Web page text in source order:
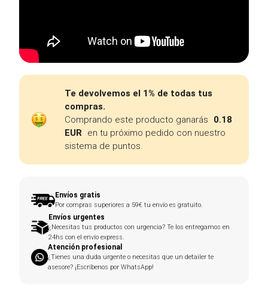
Te devolvemos el 1% de todas tus
compras.
Comprando este producto ganarás
0.18
EUR
en tu próximo pedido con nuestro
sistema de puntos.
Envíos gratis
Por compras superiores a 59€ tu envío es gratuito.
Envíos urgentes
¿Necesitas tus productos con urgencia? Te los entregamos en
24hs con el envío express.
Atención profesional
¿Tienes una duda urgente o necesitas que un detailer te
asesore? ¡Escríbenos por WhatsApp!